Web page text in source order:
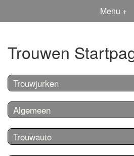
Menu +
Trouwen
Trouwjurken
Algemeen
Trouwauto